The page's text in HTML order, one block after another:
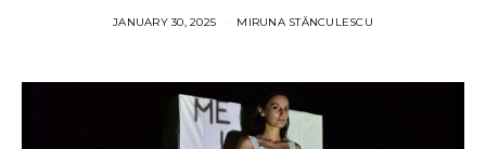
JANUARY 30, 2025 MIRUNA STĂNCULESCU